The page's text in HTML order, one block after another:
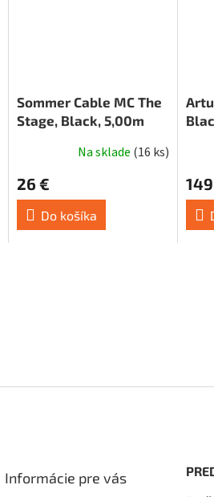
Sommer Cable MC The
Stage, Black, 5,00m
Na sklade (16 ks)
26 €
Do košíka
Informácie pre vás